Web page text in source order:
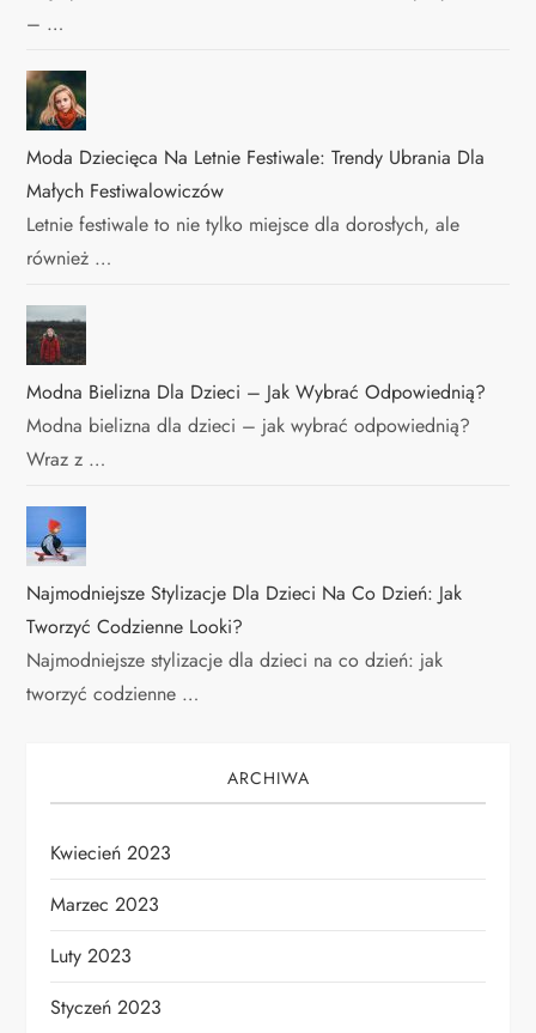
– …
Moda Dziecięca Na Letnie Festiwale: Trendy Ubrania Dla
Małych Festiwalowiczów
Letnie festiwale to nie tylko miejsce dla dorosłych, ale
również …
Modna Bielizna Dla Dzieci – Jak Wybrać Odpowiednią?
Modna bielizna dla dzieci – jak wybrać odpowiednią?
Wraz z …
Najmodniejsze Stylizacje Dla Dzieci Na Co Dzień: Jak
Tworzyć Codzienne Looki?
Najmodniejsze stylizacje dla dzieci na co dzień: jak
tworzyć codzienne …
ARCHIWA
Kwiecień 2023
Marzec 2023
Luty 2023
Styczeń 2023